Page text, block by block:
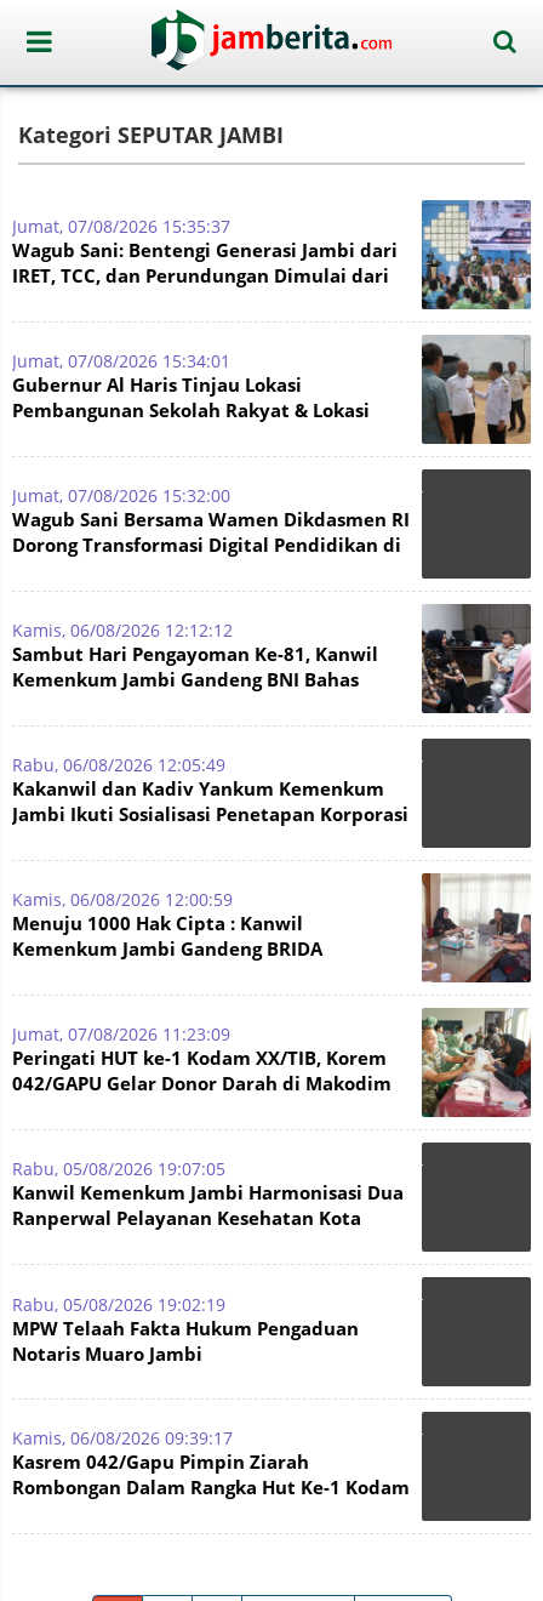
Kategori SEPUTAR JAMBI
Jumat, 07/08/2026 15:35:37
Wagub Sani: Bentengi Generasi Jambi dari
IRET, TCC, dan Perundungan Dimulai dari
Jumat, 07/08/2026 15:34:01
Gubernur Al Haris Tinjau Lokasi
Pembangunan Sekolah Rakyat & Lokasi
Jumat, 07/08/2026 15:32:00
Wagub Sani Bersama Wamen Dikdasmen RI
Dorong Transformasi Digital Pendidikan di
Kamis, 06/08/2026 12:12:12
Sambut Hari Pengayoman Ke-81, Kanwil
Kemenkum Jambi Gandeng BNI Bahas
Rabu, 06/08/2026 12:05:49
Kakanwil dan Kadiv Yankum Kemenkum
Jambi Ikuti Sosialisasi Penetapan Korporasi
Kamis, 06/08/2026 12:00:59
Menuju 1000 Hak Cipta : Kanwil
Kemenkum Jambi Gandeng BRIDA
Jumat, 07/08/2026 11:23:09
Peringati HUT ke-1 Kodam XX/TIB, Korem
042/GAPU Gelar Donor Darah di Makodim
Rabu, 05/08/2026 19:07:05
Kanwil Kemenkum Jambi Harmonisasi Dua
Ranperwal Pelayanan Kesehatan Kota
Rabu, 05/08/2026 19:02:19
MPW Telaah Fakta Hukum Pengaduan
Notaris Muaro Jambi
Kamis, 06/08/2026 09:39:17
Kasrem 042/Gapu Pimpin Ziarah
Rombongan Dalam Rangka Hut Ke-1 Kodam